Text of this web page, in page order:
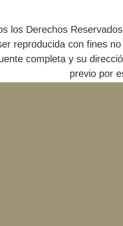
los Derechos
reproducida con fines
completa y su
previo por